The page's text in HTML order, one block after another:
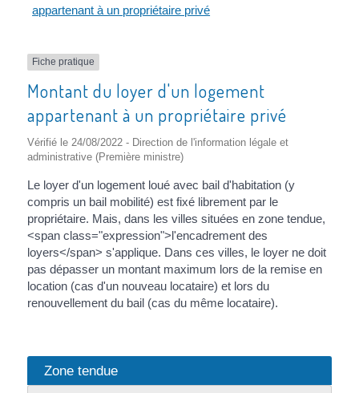
appartenant à un propriétaire privé
Fiche pratique
Montant du loyer d'un logement
appartenant à un propriétaire privé
Vérifié le 24/08/2022 - Direction de l'information légale et
administrative (Première ministre)
Le loyer d'un logement loué avec bail d'habitation (y
compris un bail mobilité) est fixé librement par le
propriétaire. Mais, dans les villes situées en zone tendue,
<span class="expression">l'encadrement des
loyers</span> s'applique. Dans ces villes, le loyer ne doit
pas dépasser un montant maximum lors de la remise en
location (cas d'un nouveau locataire) et lors du
renouvellement du bail (cas du même locataire).
Zone tendue